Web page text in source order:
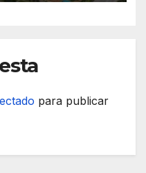
para publicar